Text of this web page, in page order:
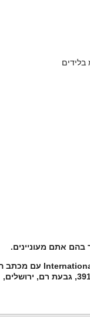
בהם אתם מעוניינים.
עם מכתב
הספרייה הלאומית של ישראל קמפוס אדמונד ספרא, ת"ד 39151, גבעת רם, ירושלים,